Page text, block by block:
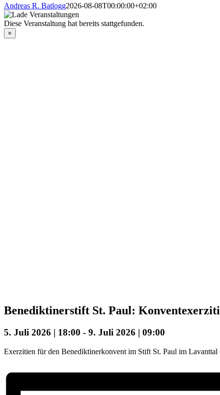
Andreas R. Batlogg2026-08-08T00:00:00+02:00
Diese Veranstaltung hat bereits stattgefunden.
×
Benediktinerstift St. Paul:
5. Juli 2026 | 18:00 - 9. Juli 2026 | 09:00
Exerzitien für den Benediktinerkonvent im Stift St. Paul im Lavanttal